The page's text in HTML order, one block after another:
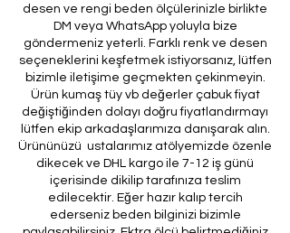
desen ve rengi beden ölçülerinizle birlikte
DM veya WhatsApp yoluyla bize
göndermeniz yeterli. Farklı renk ve desen
seçeneklerini keşfetmek istiyorsanız, lütfen
bizimle iletişime geçmekten çekinmeyin.
Ürün kumaş tüy vb değerler çabuk fiyat
değiştiğinden dolayı doğru fiyatlandırmayı
lütfen ekip arkadaşlarımıza danışarak alın.
Ürününüzü ustalarımız atölyemizde özenle
dikecek ve DHL kargo ile 7-12 iş günü
içerisinde dikilip tarafınıza teslim
edilecektir. Eğer hazır kalıp tercih
ederseniz beden bilginizi bizimle